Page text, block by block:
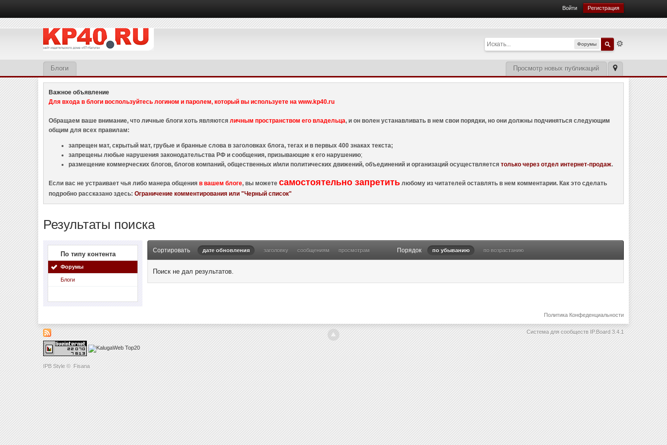
IPB Style © Fisana
Войти Регистрация
Форумы
Просмотр новых публикаций
Блоги
Важное объявление
Для входа в блоги воспользуйтесь логином и паролем, который вы используете на www.kp40.ru
Обращаем ваше внимание, что личные блоги хоть являютсяличным пространством его владельца, и он волен устанавливать в нем свои порядки, но они должны подчиняться следующим
общим для всех правилам:
запрещен мат, скрытый мат, грубые и бранные слова в заголовках блога, тегах и в первых 400 знаках текста;
запрещены любые нарушения законодательства РФ и сообщения, призывающие к его нарушению;
размещение коммерческих блогов, блогов компаний, общественных и/или политических движений, объединений и организаций осуществляетсятолько через отдел интернет-продаж.
Если вас не устраивает чья либо манера общенияв вашем блоге, вы можетесамостоятельно запретить любому из читателей оставлять в нем комментарии. Как это сделать
подробно рассказано здесь:Ограничение комментирования или "Черный список"
Результаты поиска
По типу контента
Форумы
Блоги
Сортировать дате обновления заголовку сообщениям просмотрам Порядок по убыванию по возрастанию
Поиск не дал результатов.
Политика Конфеденциальности
Система для сообществ IP.Board 3.4.1